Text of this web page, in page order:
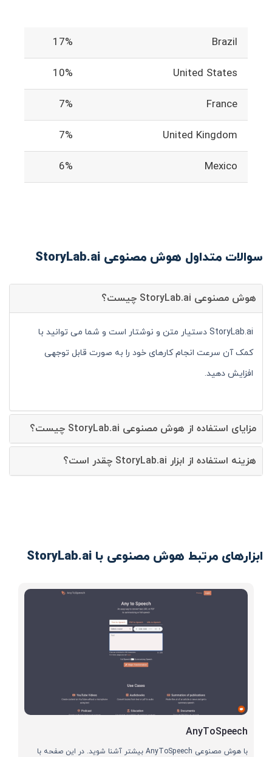
Brazil
17%
United States
10%
France
7%
United Kingdom
7%
Mexico
6%
سوالات متداول هوش مصنوعی StoryLab.ai
هوش مصنوعی StoryLab.ai چیست؟
StoryLab.ai دستیار متن و نوشتار است و شما می توانید با
کمک آن سرعت انجام کارهای خود را به صورت قابل توجهی
افزایش دهید.
مزایای استفاده از هوش مصنوعی StoryLab.ai چیست؟
هزینه استفاده از ابزار StoryLab.ai چقدر است؟
ابزارهای مرتبط هوش مصنوعی با StoryLab.ai
AnyToSpeech
با هوش مصنوعی AnyToSpeech بیشتر آشنا شوید. در این صفحه با